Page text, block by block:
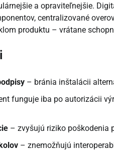
a opraviteľnejšie.
centralizované
produktu – vrátane
– bránia inštalácii
funguje iba po autorizácii
– zvyšujú riziko poškodenia
– znemožňujú